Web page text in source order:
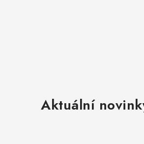
Aktuální